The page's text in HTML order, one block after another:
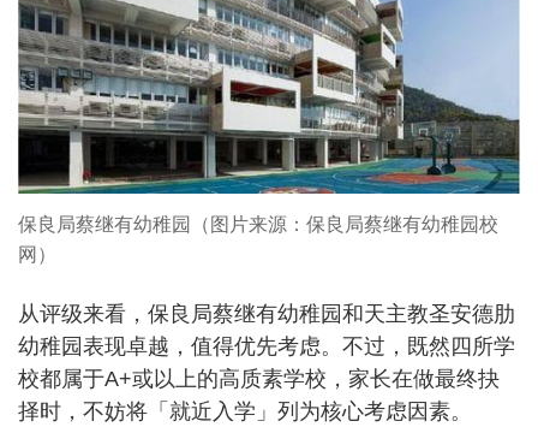
保良局蔡继有幼稚园（图片来源：保良局蔡继有幼稚园校
网）
从评级来看，保良局蔡继有幼稚园和天主教圣安德肋
幼稚园表现卓越，值得优先考虑。不过，既然四所学
校都属于A+或以上的高质素学校，家长在做最终抉
择时，不妨将「就近入学」列为核心考虑因素。